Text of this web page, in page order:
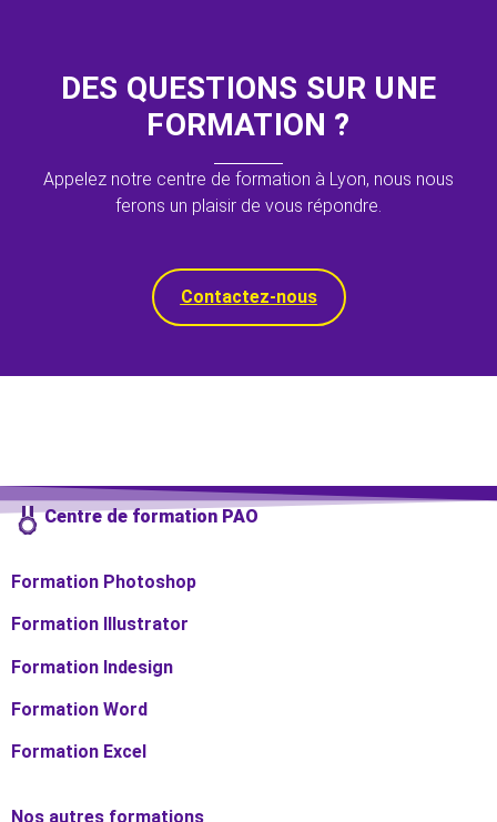
DES QUESTIONS SUR UNE
FORMATION ?
Appelez notre centre de formation à Lyon, nous nous
ferons un plaisir de vous répondre.
Contactez-nous
Code #531592
CMJN 85 100 0 0
Centre de formation PAO
Formation Photoshop
Formation Illustrator
Formation Indesign
Formation Word
Formation Excel
Nos autres formations